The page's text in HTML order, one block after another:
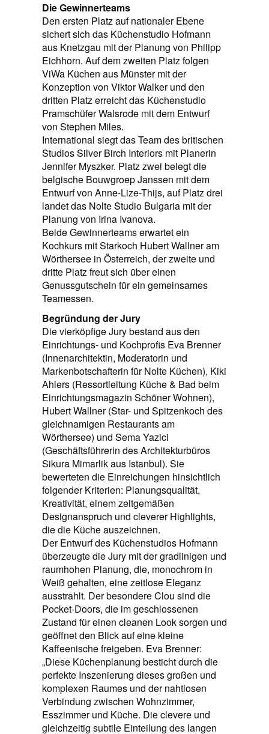
Die Gewinnerteams
Den ersten Platz auf nationaler Ebene
sichert sich das Küchenstudio Hofmann
aus Knetzgau mit der Planung von Philipp
Eichhorn. Auf dem zweiten Platz folgen
ViWa Küchen aus Münster mit der
Konzeption von Viktor Walker und den
dritten Platz erreicht das Küchenstudio
Pramschüfer Walsrode mit dem Entwurf
von Stephen Miles.
International siegt das Team des britischen
Studios Silver Birch Interiors mit Planerin
Jennifer Myszker. Platz zwei belegt die
belgische Bouwgroep Janssen mit dem
Entwurf von Anne-Lize-Thijs, auf Platz drei
landet das Nolte Studio Bulgaria mit der
Planung von Irina Ivanova.
Beide Gewinnerteams erwartet ein
Kochkurs mit Starkoch Hubert Wallner am
Wörthersee in Österreich, der zweite und
dritte Platz freut sich über einen
Genussgutschein für ein gemeinsames
Teamessen.
Begründung der Jury
Die vierköpfige Jury bestand aus den
Einrichtungs- und Kochprofis Eva Brenner
(Innenarchitektin, Moderatorin und
Markenbotschafterin für Nolte Küchen), Kiki
Ahlers (Ressortleitung Küche & Bad beim
Einrichtungsmagazin Schöner Wohnen),
Hubert Wallner (Star- und Spitzenkoch des
gleichnamigen Restaurants am
Wörthersee) und Sema Yazici
(Geschäftsführerin des Architekturbüros
Sikura Mimarlik aus Istanbul). Sie
bewerteten die Einreichungen hinsichtlich
folgender Kriterien: Planungsqualität,
Kreativität, einem zeitgemäßen
Designanspruch und cleverer Highlights,
die die Küche auszeichnen.
Der Entwurf des Küchenstudios Hofmann
überzeugte die Jury mit der gradlinigen und
raumhohen Planung, die, monochrom in
Weiß gehalten, eine zeitlose Eleganz
ausstrahlt. Der besondere Clou sind die
Pocket-Doors, die im geschlossenen
Zustand für einen cleanen Look sorgen und
geöffnet den Blick auf eine kleine
Kaffeenische freigeben. Eva Brenner:
„Diese Küchenplanung besticht durch die
perfekte Inszenierung dieses großen und
komplexen Raumes und der nahtlosen
Verbindung zwischen Wohnzimmer,
Esszimmer und Küche. Die clevere und
gleichzeitig subtile Einteilung des langen